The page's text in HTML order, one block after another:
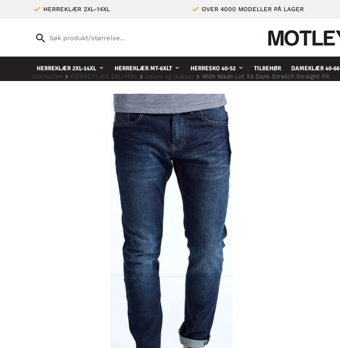
HERREKLÆR 2XL-14XL OVER 4000 MODELLER PÅ LAGER
HERREKLÆR 2XL-14XL HERREKLÆR MT-6XLT HERRESKO 40-52 TILBEHØR DAMEKLÆR 40-66
Startsiden HERREKLÆR 2XL-14XL Jeans og bukser Mish Mash Lot XX Dark Stretch Straight Fit